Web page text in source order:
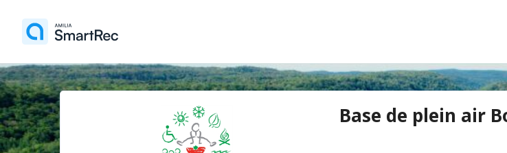
Base de plein air